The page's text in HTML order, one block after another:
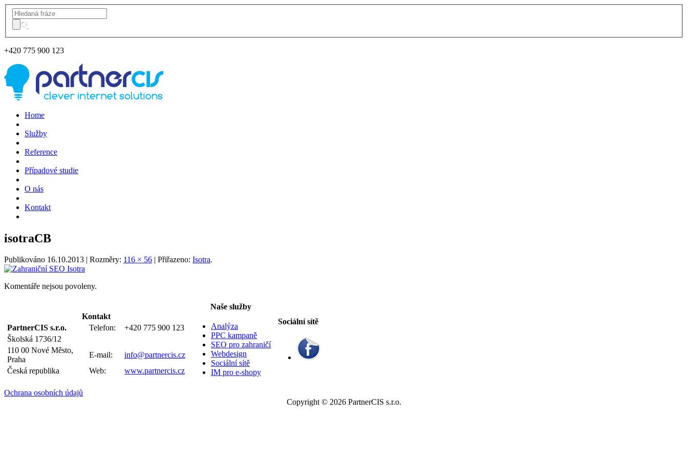
+420 775 900 123
Home
Služby
Reference
Případové studie
O nás
Kontakt
isotraCB
Publikováno 16.10.2013 | Rozměry: 116 × 56 | Přiřazeno: Isotra.
Komentáře nejsou povoleny.
Kontakt
PartnerCIS s.r.o.
Telefon:
+420 775 900 123
Školská 1736/12
110 00 Nové Město,
Praha
E-mail:
info@partnercis.cz
Česká republika
Web: www.partnercis.cz
Naše služby
Analýza
PPC kampaně
SEO pro zahraničí
Webdesign
Sociální sítě
IM pro e-shopy
Sociální sítě
Ochrana osobních údajů
Copyright © 2026 PartnerCIS s.r.o.